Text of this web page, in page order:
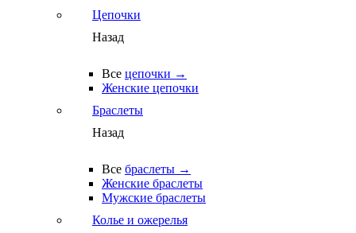
Цепочки
Назад
Все цепочки →
Женские цепочки
Браслеты
Назад
Все браслеты →
Женские браслеты
Мужские браслеты
Колье и ожерелья